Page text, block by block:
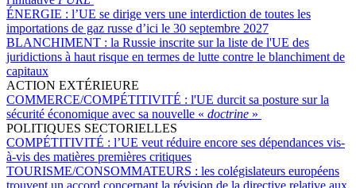
ÉNERGIE : l’UE se dirige vers une interdiction de toutes les
importations de gaz russe d’ici le 30 septembre 2027
BLANCHIMENT : la Russie inscrite sur la liste de l'UE des
juridictions à haut risque en termes de lutte contre le blanchiment de
capitaux
ACTION EXTÉRIEURE
COMMERCE/COMPÉTITIVITÉ : l'UE durcit sa posture sur la
sécurité économique avec sa nouvelle « doctrine »
POLITIQUES SECTORIELLES
COMPÉTITIVITÉ : l’UE veut réduire encore ses dépendances vis-
à-vis des matières premières critiques
TOURISME/CONSOMMATEURS : les colégislateurs européens
trouvent un accord concernant la révision de la directive relative aux